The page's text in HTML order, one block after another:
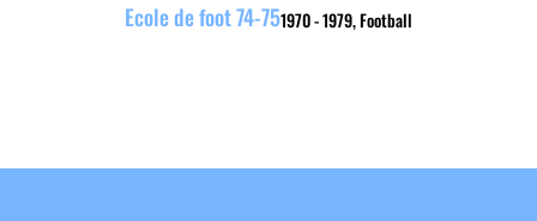
1970 - 1979,Football
Ecole de foot 74-75